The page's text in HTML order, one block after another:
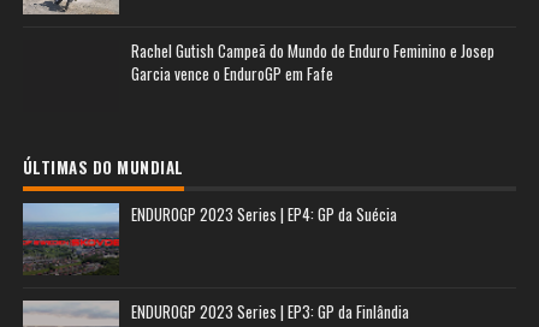
Rachel Gutish Campeã do Mundo de Enduro Feminino e Josep
Garcia vence o EnduroGP em Fafe
ÚLTIMAS DO MUNDIAL
ENDUROGP 2023 Series | EP4: GP da Suécia
ENDUROGP 2023 Series | EP3: GP da Finlândia